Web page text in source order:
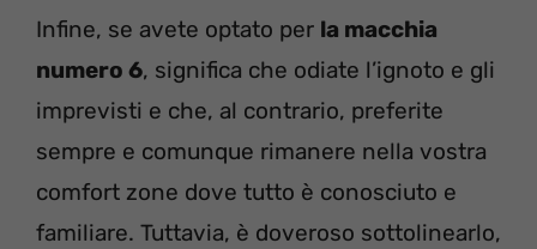
Infine, se avete optato per la macchia
numero 6, significa che odiate l’ignoto e gli
imprevisti e che, al contrario, preferite
sempre e comunque rimanere nella vostra
comfort zone dove tutto è conosciuto e
familiare. Tuttavia, è doveroso sottolinearlo,